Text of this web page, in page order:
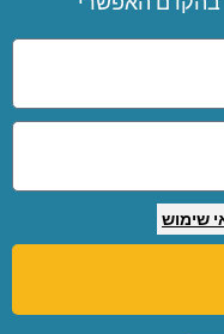
שימוש